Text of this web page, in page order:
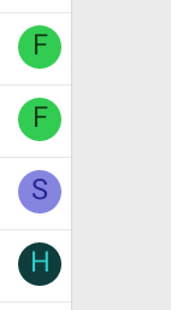
F
F
S
H